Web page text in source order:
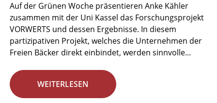
Auf der Grünen Woche präsentieren Anke Kähler
zusammen mit der Uni Kassel das Forschungsprojekt
VORWERTS und dessen Ergebnisse. In diesem
partizipativen Projekt, welches die Unternehmen der
Freien Bäcker direkt einbindet, werden sinnvolle...
WEITERLESEN